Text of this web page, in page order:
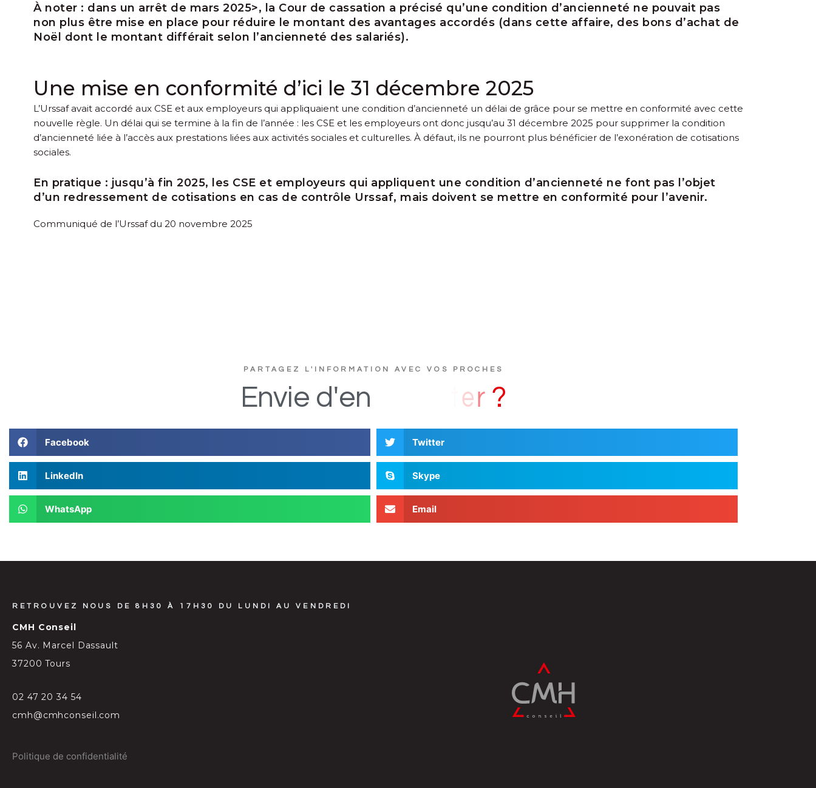
À noter : dans un arrêt de mars 2025>, la Cour de cassation a précisé qu’une condition d’ancienneté ne pouvait pas
non plus être mise en place pour réduire le montant des avantages accordés (dans cette affaire, des bons d’achat de
Noël dont le montant différait selon l’ancienneté des salariés).
Une mise en conformité d’ici le 31 décembre 2025
L’Urssaf avait accordé aux CSE et aux employeurs qui appliquaient une condition d’ancienneté un délai de grâce pour se mettre en conformité avec cette
nouvelle règle. Un délai qui se termine à la fin de l’année : les CSE et les employeurs ont donc jusqu’au 31 décembre 2025 pour supprimer la condition
d’ancienneté liée à l’accès aux prestations liées aux activités sociales et culturelles. À défaut, ils ne pourront plus bénéficier de l’exonération de cotisations
sociales.
En pratique : jusqu’à fin 2025, les CSE et employeurs qui appliquent une condition d’ancienneté ne font pas l’objet
d’un redressement de cotisations en cas de contrôle Urssaf, mais doivent se mettre en conformité pour l’avenir.
Communiqué de l’Urssaf du 20 novembre 2025
PARTAGEZ L'INFORMATION AVEC VOS PROCHES
Envie d'en
Facebook Twitter
LinkedIn Skype
WhatsApp Email
RETROUVEZ NOUS DE 8H30 À 17H30 DU LUNDI AU VENDREDI
CMH Conseil
56 Av. Marcel Dassault
37200 Tours
02 47 20 34 54
cmh@cmhconseil.com
Politique de confidentialité